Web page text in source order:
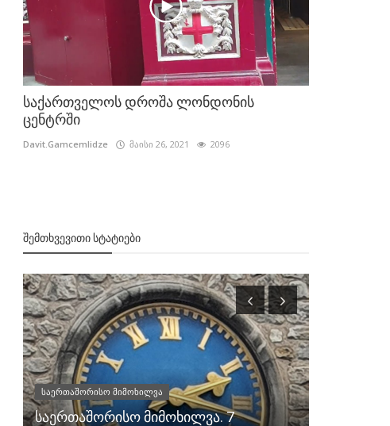
საქართველოს დროშა ლონდონის
ცენტრში
Davit.Gamcemlidze მაისი 26, 2021 2096
ᲨᲔᲛᲗᲮᲕᲔᲕᲘᲗᲘ ᲡᲢᲐᲢᲘᲔᲑᲘ
საერთაშორისო მიმოხილვა
საერთაშორისო მიმოხილვა. 7